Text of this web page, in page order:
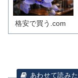
格安で買う.com